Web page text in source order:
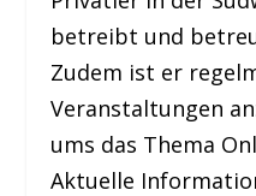
betreibt und
Zudem ist er
Veranstaltungen
ums das Thema
Aktuelle